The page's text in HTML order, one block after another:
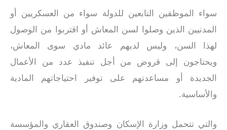
سواء الموظفين التابعين للدولة سواء من العسكريين أو
المدنيين الذين وصلوا لسن المعاش أو اقتربوا من الوصول
لهذا السن، وليس لديهم عائد مادي سوى المعاش،
ويحتاجون إلى قروض من أجل تنفيذ عدد من الأعمال
الجديدة أو مساعدتهم على توفير احتياجاتهم المادية
والأساسية.
والتي تتحمل وزارة الإسكان وصندوق العقاري والمؤسسة